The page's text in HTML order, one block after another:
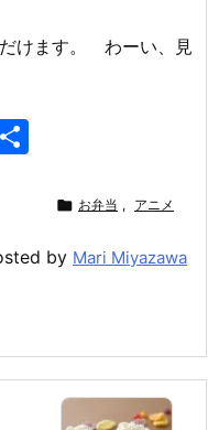
けます。 わーい、見
 お弁当 , アニメ
by Mari Miyazawa